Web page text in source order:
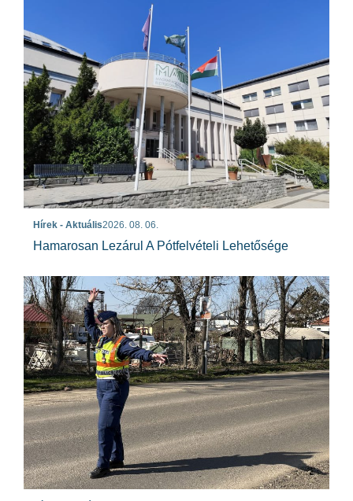
Hírek - Aktuális2026. 08. 06.
Hamarosan Lezárul A Pótfelvételi Lehetősége